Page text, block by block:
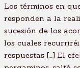
Los términos en
responden a la
sucesión de los
los cuales
respuestas […] El